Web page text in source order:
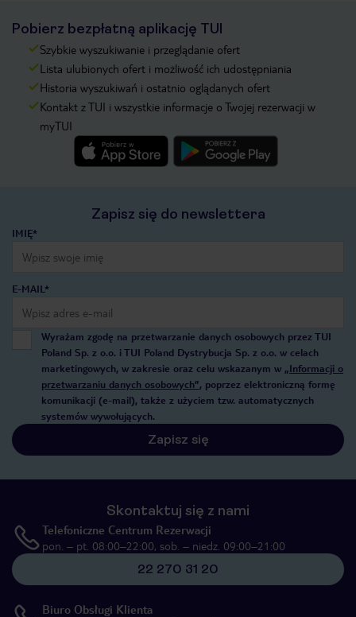
Pobierz bezpłatną aplikację TUI
Szybkie wyszukiwanie i przeglądanie ofert
Lista ulubionych ofert i możliwość ich udostępniania
Historia wyszukiwań i ostatnio oglądanych ofert
Kontakt z TUI i wszystkie informacje o Twojej rezerwacji w
myTUI
Zapisz się do newslettera
IMIĘ*
E-MAIL*
Wyrażam zgodę na przetwarzanie danych osobowych przez TUI
Poland Sp. z o.o. i TUI Poland Dystrybucja Sp. z o.o. w celach
marketingowych, w zakresie oraz celu wskazanym w „Informacji o
przetwarzaniu danych osobowych”, poprzez elektroniczną formę
komunikacji (e-mail), także z użyciem tzw. automatycznych
systemów wywołujących.
Zapisz się
Skontaktuj się z nami
Telefoniczne Centrum Rezerwacji
pon. – pt. 08:00–22:00, sob. – niedz. 09:00–21:00
22 270 31 20
Biuro Obsługi Klienta